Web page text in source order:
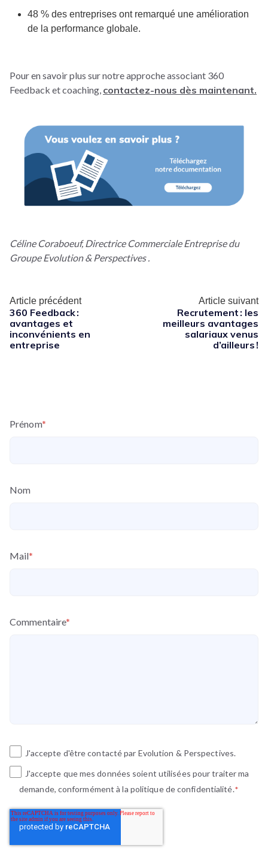
48 % des entreprises ont remarqué une amélioration
de la performance globale.
Pour en savoir plus sur notre approche associant 360
Feedback et coaching, contactez-nous dès maintenant.
Céline Coraboeuf, Directrice Commerciale Entreprise du
Groupe Evolution & Perspectives .
Article précédent
360 Feedback :
avantages et
inconvénients en
entreprise
Article suivant
Recrutement : les
meilleurs avantages
salariaux venus
d’ailleurs !
Prénom*
Nom
Mail*
Commentaire*
J'accepte d'être contacté par Evolution & Perspectives.
J'accepte que mes données soient utilisées pour traiter ma
demande, conformément à la politique de confidentialité.*